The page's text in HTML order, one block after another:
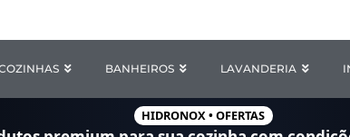
Open COZINHAS
BANHEIROS Open BANHEIROS
LAVANDERIA
HIDRONOX • OFERTAS